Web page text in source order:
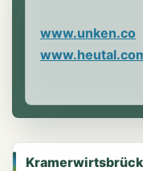
www.unken.co